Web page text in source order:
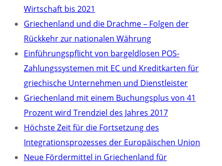
Wirtschaft bis 2021
Griechenland und die Drachme – Folgen der
Rückkehr zur nationalen Währung
Einführungspflicht von bargeldlosen POS-
Zahlungssystemen mit EC und Kreditkarten für
griechische Unternehmen und Dienstleister
Griechenland mit einem Buchungsplus von 41
Prozent wird Trendziel des Jahres 2017
Höchste Zeit für die Fortsetzung des
Integrationsprozesses der Europäischen Union
Neue Fördermittel in Griechenland für